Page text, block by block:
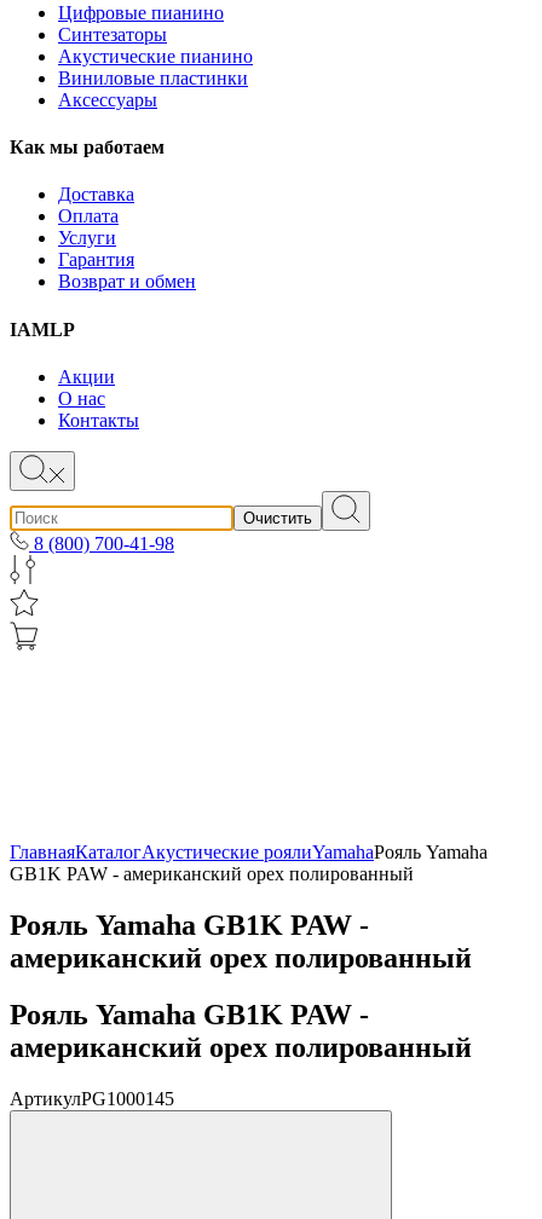
Цифровые пианино
Синтезаторы
Акустические пианино
Виниловые пластинки
Аксессуары
Как мы работаем
Доставка
Оплата
Услуги
Гарантия
Возврат и обмен
IAMLP
Акции
О нас
Контакты
Очистить
8 (800) 700-41-98
ГлавнаяКаталогАкустические роялиYamahaРояль Yamaha
GB1K PAW - американский орех полированный
Рояль Yamaha GB1K PAW -
американский орех полированный
Рояль Yamaha GB1K PAW -
американский орех полированный
АртикулPG1000145